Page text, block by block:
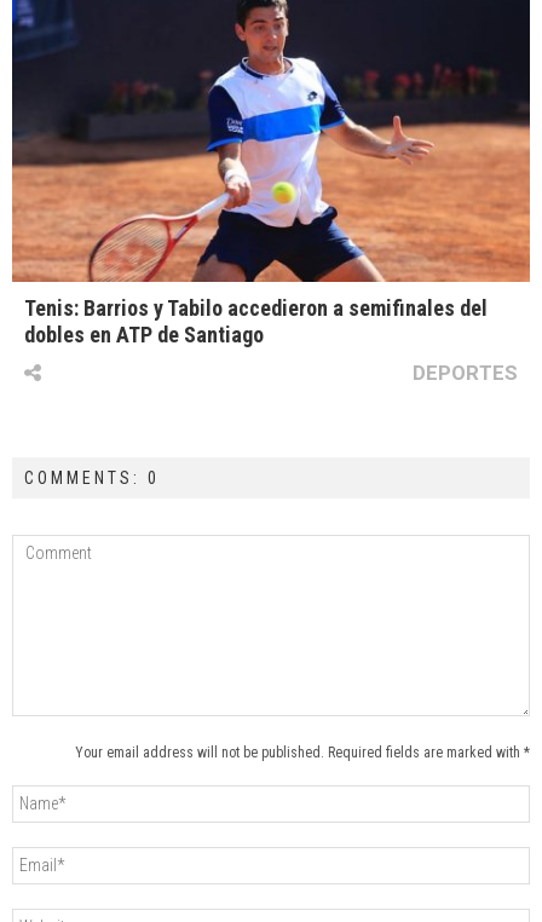
Tenis: Barrios y Tabilo accedieron a semifinales del
dobles en ATP de Santiago
DEPORTES
COMMENTS: 0
Your email address will not be published. Required fields are marked with *